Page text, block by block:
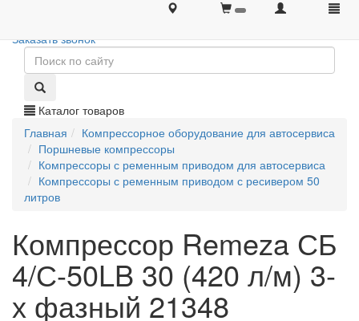
+7 (495) 646-08-66
Заказать звонок
Каталог товаров
Главная
Компрессорное оборудование для автосервиса
Поршневые компрессоры
Компрессоры с ременным приводом для автосервиса
Компрессоры с ременным приводом с ресивером 50
литров
Компрессор Remeza СБ
4/С-50LB 30 (420 л/м) 3-
х фазный 21348